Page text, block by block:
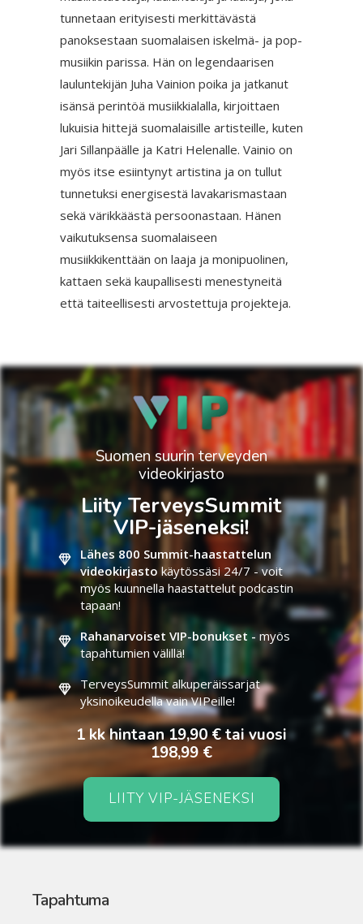
tunnetaan erityisesti merkittävästä
panoksestaan suomalaisen iskelmä- ja pop-
musiikin parissa. Hän on legendaarisen
lauluntekijän Juha Vainion poika ja jatkanut
isänsä perintöä musiikkialalla, kirjoittaen
lukuisia hittejä suomalaisille artisteille, kuten
Jari Sillanpäälle ja Katri Helenalle. Vainio on
myös itse esiintynyt artistina ja on tullut
tunnetuksi energisestä lavakarismastaan
sekä värikkäästä persoonastaan. Hänen
vaikutuksensa suomalaiseen
musiikkikenttään on laaja ja monipuolinen,
kattaen sekä kaupallisesti menestyneitä
että taiteellisesti arvostettuja projekteja.
Suomen suurin terveyden
videokirjasto
Liity TerveysSummit
VIP-jäseneksi!
Lähes 800 Summit-haastattelun
videokirjasto käytössäsi 24/7 - voit
myös kuunnella haastattelut podcastin
tapaan!
Rahanarvoiset VIP-bonukset -myös
tapahtumien välillä!
TerveysSummit alkuperäissarjat
yksinoikeudella vain VIPeille!
1 kk hintaan 19,90 € tai vuosi
198,99 €
LIITY VIP-JÄSENEKSI
Tapahtuma